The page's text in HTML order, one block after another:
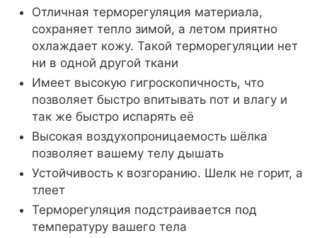
Отличная терморегуляция материала,
сохраняет тепло зимой, а летом приятно
охлаждает кожу. Такой терморегуляции нет
ни в одной другой ткани
Имеет высокую гигроскопичность, что
позволяет быстро впитывать пот и влагу и
так же быстро испарять её
Высокая воздухопроницаемость шёлка
позволяет вашему телу дышать
Устойчивость к возгоранию. Шелк не горит, а
тлеет
Терморегуляция подстраивается под
температуру вашего тела